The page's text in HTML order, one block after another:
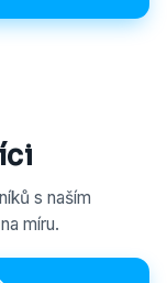
s naším
míru.